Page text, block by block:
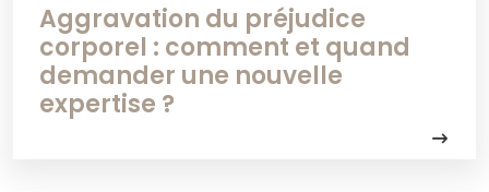
Aggravation du préjudice
corporel : comment et quand
demander une nouvelle
expertise ?